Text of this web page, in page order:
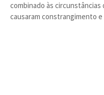
combinado às
causaram constrangimento e